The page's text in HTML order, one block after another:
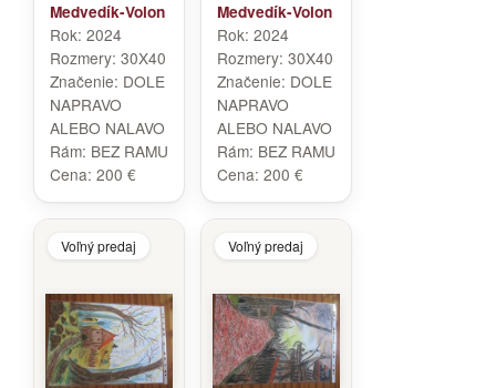
Medvedík-Volon
Rok: 2024
Rozmery: 30X40
Značenie: DOLE
NAPRAVO
ALEBO NALAVO
Rám: BEZ RAMU
Cena: 200 €
Medvedík-Volon
Rok: 2024
Rozmery: 30X40
Značenie: DOLE
NAPRAVO
ALEBO NALAVO
Rám: BEZ RAMU
Cena: 200 €
Voľný predaj Voľný predaj